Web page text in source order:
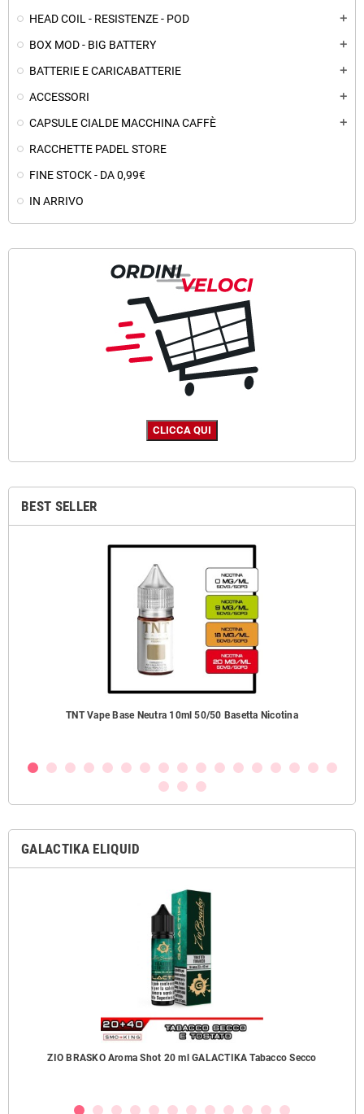
HEAD COIL - RESISTENZE - POD add
BOX MOD - BIG BATTERY add
BATTERIE E CARICABATTERIE add
ACCESSORI add
CAPSULE CIALDE MACCHINA CAFFÈ add
RACCHETTE PADEL STORE
FINE STOCK - DA 0,99€
IN ARRIVO
BEST SELLER
TNT Vape Base Neutra 10ml 50/50 Basetta Nicotina
GALACTIKA ELIQUID
ZIO BRASKO Aroma Shot 20 ml GALACTIKA Tabacco Secco